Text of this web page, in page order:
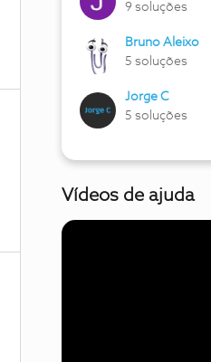
9 soluções
Bruno Aleixo
5 soluções
Jorge C
5 soluções
Vídeos de ajuda